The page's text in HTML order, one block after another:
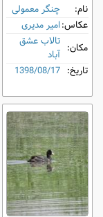
نام:
چنگر معمولی
عکاس:امیر مدیری
مکان: تالاب عشق
آباد
تاریخ: 1398/08/17